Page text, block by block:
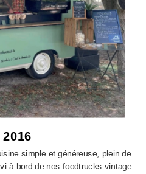
2016
simple et généreuse, plein de
à bord de nos foodtrucks vintage